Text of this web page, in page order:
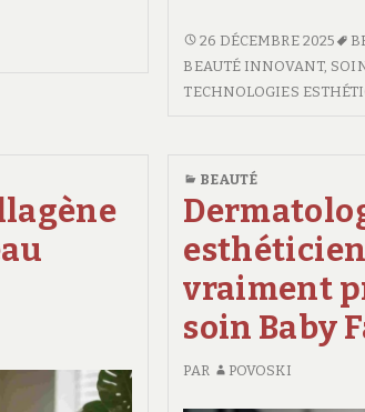
secrets
d’un
centre
innovant
DÉCOUVERTE
DES
SECRETS
INNOVANT
26 DÉCEMBRE 2025
BEAUTÉ INNOVANT,
TECHNOLOGIES
BEAUTÉ
vraiment
soin Baby
PAR POVOSKI